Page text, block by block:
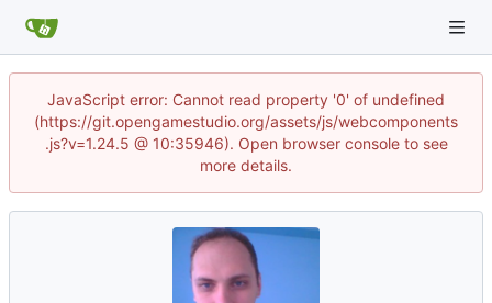
JavaScript error: Cannot read property '0' of undefined
(https://git.opengamestudio.org/assets/js/webcomponents
.js?v=1.24.5 @ 10:35946). Open browser console to see
more details.